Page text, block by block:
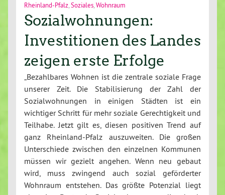
Rheinland-Pfalz Soziales Wohnraum
Sozialwohnungen:
Investitionen des Landes
zeigen erste Erfolge
„Bezahlbares Wohnen ist die zentrale soziale Frage
unserer Zeit. Die Stabilisierung der Zahl der
Sozialwohnungen in einigen Städten ist ein
wichtiger Schritt für mehr soziale Gerechtigkeit und
Teilhabe. Jetzt gilt es, diesen positiven Trend auf
ganz Rheinland-Pfalz auszuweiten. Die großen
Unterschiede zwischen den einzelnen Kommunen
müssen wir gezielt angehen. Wenn neu gebaut
wird, muss zwingend auch sozial geförderter
Wohnraum entstehen. Das größte Potenzial liegt